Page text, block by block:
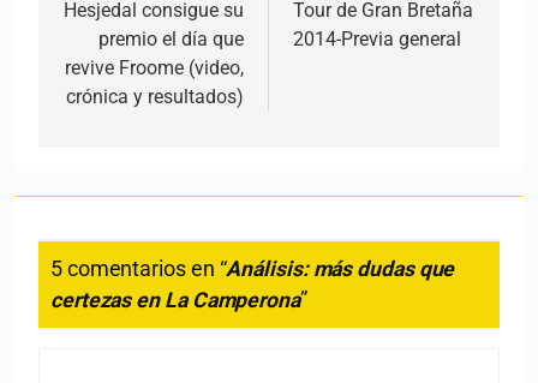
Hesjedal consigue su
premio el día que
revive Froome (video,
crónica y resultados)
Tour de Gran Bretaña
2014-Previa general
5 comentarios en “Análisis: más dudas que
certezas en La Camperona”